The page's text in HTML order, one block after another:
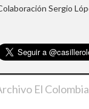
Sergio
El